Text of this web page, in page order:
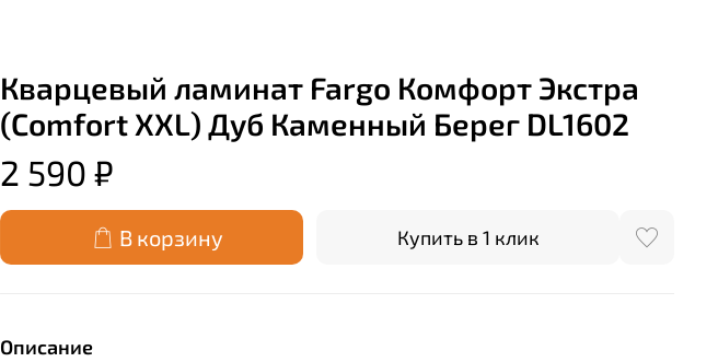
Кварцевый ламинат Fargo Комфорт Экстра
(Comfort XXL) Дуб Каменный Берег DL1602
2 590 ₽
В корзину Купить в 1 клик
Описание